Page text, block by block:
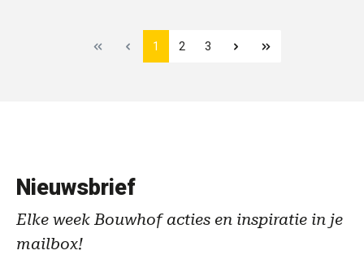
1 2 3
Nieuwsbrief
Elke week Bouwhof acties en inspiratie in je
mailbox!